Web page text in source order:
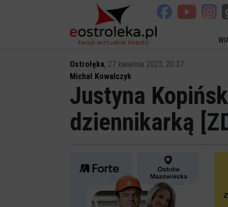
Ostrołęka, 27 kwietnia 2023, 20:37
Michał Kowalczyk
Justyna
dziennikarką